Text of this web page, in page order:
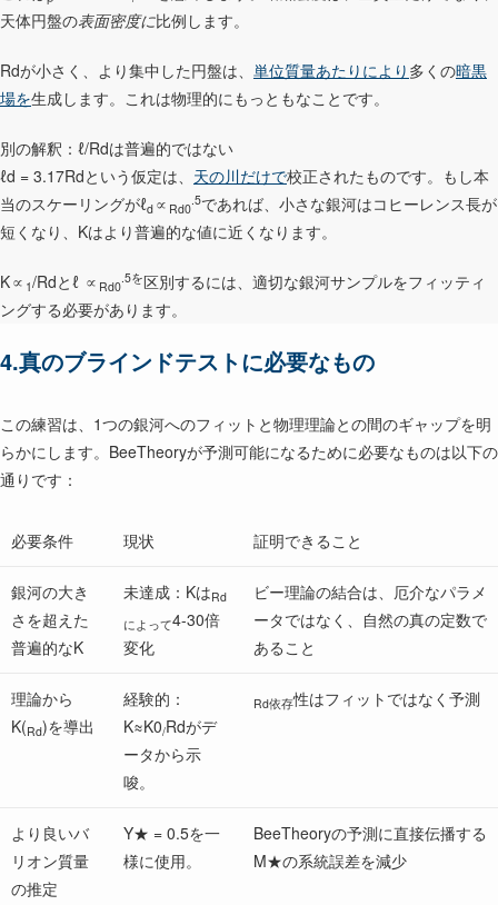
天体円盤の表面密度に比例します。
Rdが小さく、より集中した円盤は、 単位質量あたりにより 多くの暗黒
場を生成します。これは物理的にもっともなことです。
別の解釈：ℓ/Rdは普遍的ではない
ℓd = 3.17Rdという仮定は、 天の川だけで校正されたものです。もし本
当のスケーリングがℓd ∝ Rd0
.5であれば、小さな銀河はコヒーレンス長が
短くなり、Kはより普遍的な値に近くなります。
K∝ 1/Rdとℓ ∝ Rd0
.5を区別するには、適切な銀河サンプルをフィッティ
ングする必要があります。
4.真のブラインドテストに必要なもの
この練習は、1つの銀河へのフィットと物理理論との間のギャップを明
らかにします。BeeTheoryが予測可能になるために必要なものは以下の
通りです：
必要条件 現状 証明できること
銀河の大き
さを超えた
普遍的なK
未達成：KはRd
によって4-30倍
変化
ビー理論の結合は、厄介なパラメ
ータではなく、自然の真の定数で
あること
理論から
K(Rd)を導出
経験的：
K≈K0/Rdがデ
ータから示
唆。
Rd依存性はフィットではなく予測
より良いバ
リオン質量
の推定
Υ★ = 0.5を一
様に使用。
BeeTheoryの予測に直接伝播する
M★の系統誤差を減少